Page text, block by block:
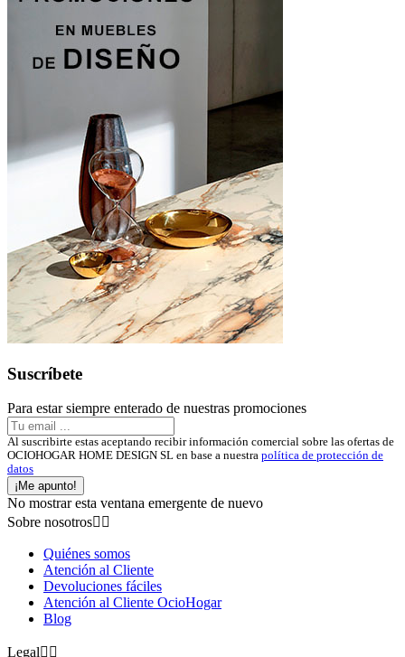
Suscríbete
Para estar siempre enterado de nuestras promociones
Al suscribirte estas aceptando recibir información comercial sobre las ofertas de
OCIOHOGAR HOME DESIGN SL en base a nuestra política de protección de
datos
¡Me apunto!
No mostrar esta ventana emergente de nuevo
Sobre nosotros 
Quiénes somos
Atención al Cliente
Devoluciones fáciles
Atención al Cliente OcioHogar
Blog
Legal 